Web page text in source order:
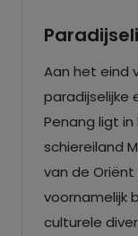
Aan het eind
paradijselijke
Penang ligt
schiereiland
van de
voornamelijk
culturele